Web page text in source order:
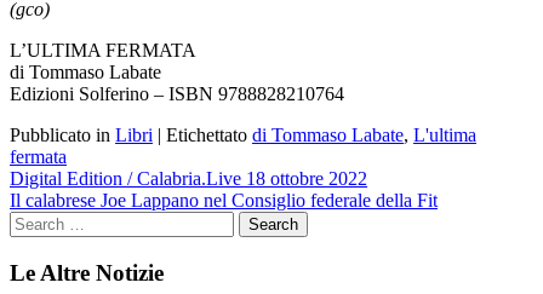
(gco)
L’ULTIMA FERMATA
di Tommaso Labate
Edizioni Solferino – ISBN 9788828210764
Pubblicato in Libri | Etichettato di Tommaso Labate, L'ultima
fermata
Navigazione
articoli
Digital Edition / Calabria.Live 18 ottobre 2022
Il calabrese Joe Lappano nel Consiglio federale della Fit
Le Altre Notizie